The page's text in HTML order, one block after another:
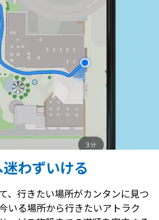
わずいける
、行きたい場所がカンタンに見つ
いる場所から行きたいアトラク